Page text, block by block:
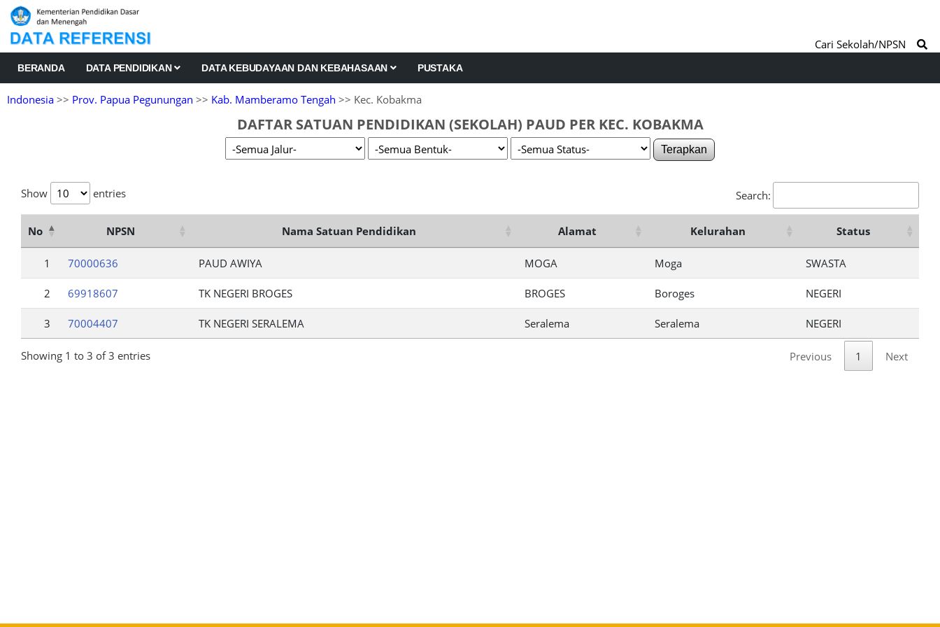
BERANDA DATA PENDIDIKAN DATA KEBUDAYAAN DAN KEBAHASAAN PUSTAKA
Cari Sekolah/NPSN
Indonesia >> Prov. Papua Pegunungan >> Kab. Mamberamo Tengah >> Kec. Kobakma
DAFTAR SATUAN PENDIDIKAN (SEKOLAH) PAUD PER KEC. KOBAKMA
Terapkan
Show entries Search:
No NPSN Nama Satuan Pendidikan Alamat Kelurahan Status
1 70000636 PAUD AWIYA MOGA Moga SWASTA
2 69918607 TK NEGERI BROGES BROGES Boroges NEGERI
3 70004407 TK NEGERI SERALEMA Seralema Seralema NEGERI
Showing 1 to 3 of 3 entries Previous 1 Next